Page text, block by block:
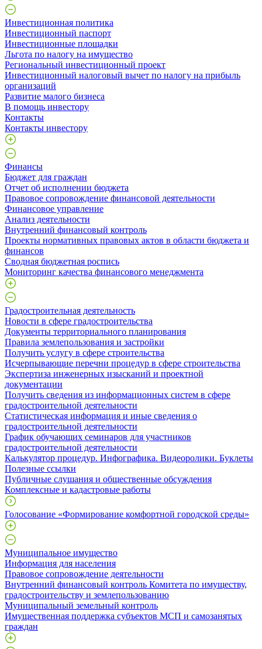
Инвестиционная политика
Инвестиционный паспорт
Инвестиционные площадки
Льгота по налогу на имущество
Региональный инвестиционный проект
Инвестиционный налоговый вычет по налогу на прибыль
организаций
Развитие малого бизнеса
В помощь инвестору
Контакты
Контакты инвестору
Финансы
Бюджет для граждан
Отчет об исполнении бюджета
Правовое сопровождение финансовой деятельности
Финансовое управление
Анализ деятельности
Внутренний финансовый контроль
Проекты нормативных правовых актов в области бюджета и
финансов
Сводная бюджетная роспись
Мониторинг качества финансового менеджмента
Градостроительная деятельность
Новости в сфере градостроительства
Документы территориального планирования
Правила землепользования и застройки
Получить услугу в сфере строительства
Исчерпывающие перечни процедур в сфере строительства
Экспертиза инженерных изысканий и проектной
документации
Получить сведения из информационных систем в сфере
градостроительной деятельности
Статистическая информация и иные сведения о
градостроительной деятельности
График обучающих семинаров для участников
градостроительной деятельности
Калькулятор процедур. Инфографика. Видеоролики. Буклеты
Полезные ссылки
Публичные слушания и общественные обсуждения
Комплексные и кадастровые работы
Голосование «Формирование комфортной городской среды»
Муниципальное имущество
Информация для населения
Правовое сопровождение деятельности
Внутренний финансовый контроль Комитета по имуществу,
градостроительству и землепользованию
Муниципальный земельный контроль
Имущественная поддержка субъектов МСП и самозанятых
граждан